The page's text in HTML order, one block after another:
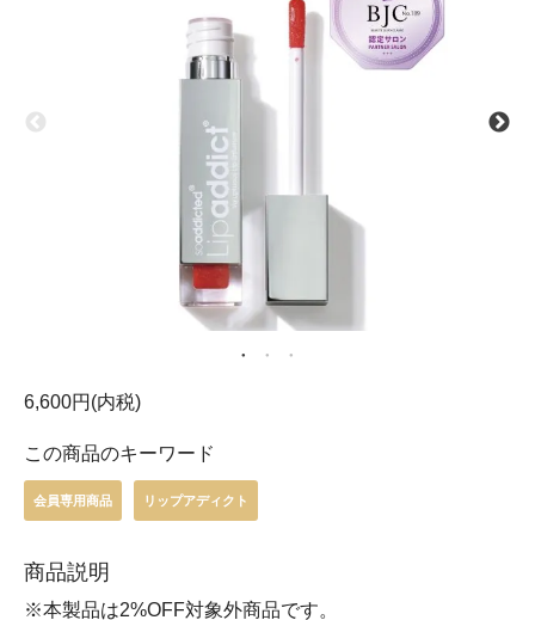
6,600円(内税)
この商品のキーワード
会員専用商品 リップアディクト
商品説明
※本製品は2%OFF対象外商品です。